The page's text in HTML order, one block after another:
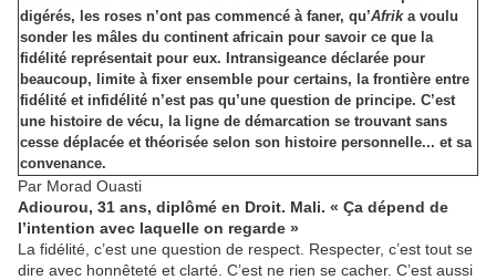
digérés, les roses n’ont pas commencé à faner, qu’Afrika voulu
sonder les mâles du continent africain pour savoir ce que la
fidélité représentait pour eux. Intransigeance déclarée pour
beaucoup, limite à fixer ensemble pour certains, la frontière entre
fidélité et infidélité n’est pas qu’une question de principe. C’est
une histoire de vécu, la ligne de démarcation se trouvant sans
cesse déplacée et théorisée selon son histoire personnelle... et sa
convenance.
Par Morad Ouasti
Adiourou, 31 ans, diplômé en Droit. Mali. « Ça dépend de
l’intention avec laquelle on regarde »
La fidélité, c’est une question de respect. Respecter, c’est tout se
dire avec honnêteté et clarté. C’est ne rien se cacher. C’est aussi